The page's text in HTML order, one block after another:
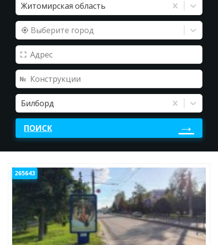
Житомирская область
Выберите город
Билборд
ПОИСК
265643